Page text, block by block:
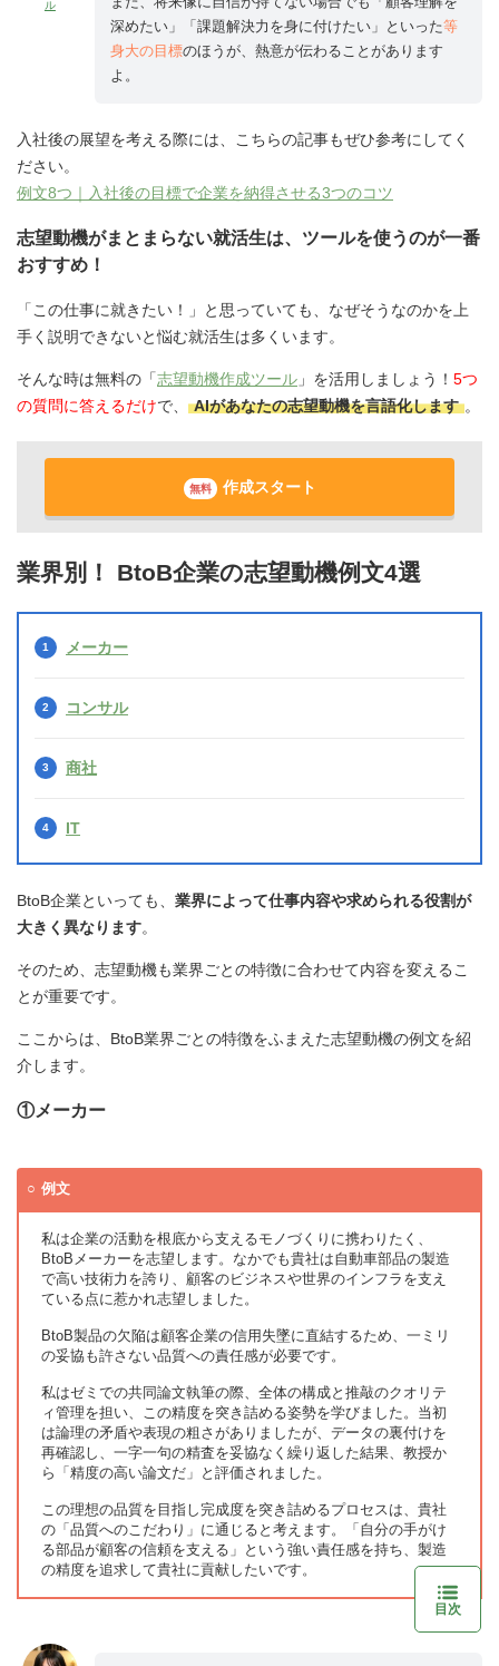
ル
深めたい」「課題解決力を身に付けたい」といった等
身大の目標のほうが、熱意が伝わることがあります
よ。
入社後の展望を考える際には、こちらの記事もぜひ参考にしてく
ださい。
例文8つ｜入社後の目標で企業を納得させる3つのコツ
志望動機がまとまらない就活生は、ツールを使うのが一番
おすすめ！
「この仕事に就きたい！」と思っていても、なぜそうなのかを上
手く説明できないと悩む就活生は多くいます。
そんな時は無料の「志望動機作成ツール 」を活用しましょう！ 5つ
の質問に答えるだけで、 AIがあなたの志望動機を言語化します 。
無料 作成スタート
業界別！ BtoB企業の志望動機例文4選
メーカー
コンサル
商社
IT
BtoB企業といっても、 業界によって仕事内容や求められる役割が
大きく異なります。
そのため、志望動機も業界ごとの特徴に合わせて内容を変えるこ
とが重要です。
ここからは、BtoB業界ごとの特徴をふまえた志望動機の例文を紹
介します。
①メーカー
例文
私は企業の活動を根底から支えるモノづくりに携わりたく、
BtoBメーカーを志望します。なかでも貴社は自動車部品の製造
で高い技術力を誇り、顧客のビジネスや世界のインフラを支え
ている点に惹かれ志望しました。
BtoB製品の欠陥は顧客企業の信用失墜に直結するため、一ミリ
の妥協も許さない品質への責任感が必要です。
私はゼミでの共同論文執筆の際、全体の構成と推敲のクオリテ
ィ管理を担い、この精度を突き詰める姿勢を学びました。当初
は論理の矛盾や表現の粗さがありましたが、データの裏付けを
再確認し、一字一句の精査を妥協なく繰り返した結果、教授か
ら「精度の高い論文だ」と評価されました。
この理想の品質を目指し完成度を突き詰めるプロセスは、貴社
の「品質へのこだわり」に通じると考えます。「自分の手がけ
る部品が顧客の信頼を支える」という強い責任感を持ち、製造
の精度を追求して貴社に貢献したいです。
目次